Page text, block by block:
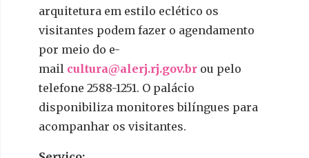
arquitetura em estilo eclético os
visitantes podem fazer o agendamento
por meio do e-
mail cultura@alerj.rj.gov.br ou pelo
telefone 2588-1251. O palácio
disponibiliza monitores bilíngues para
acompanhar os visitantes.